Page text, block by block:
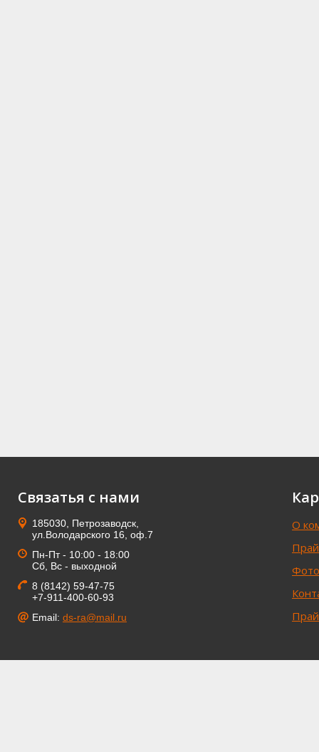
О
Связатья с нами
185030, Петрозаводск,
ул.Володарского 16, оф.7
Пн-Пт - 10:00 - 18:00
Сб, Вс - выходной
8 (8142) 59-47-75
+7-911-400-60-93
Email: ds-ra@mail.ru